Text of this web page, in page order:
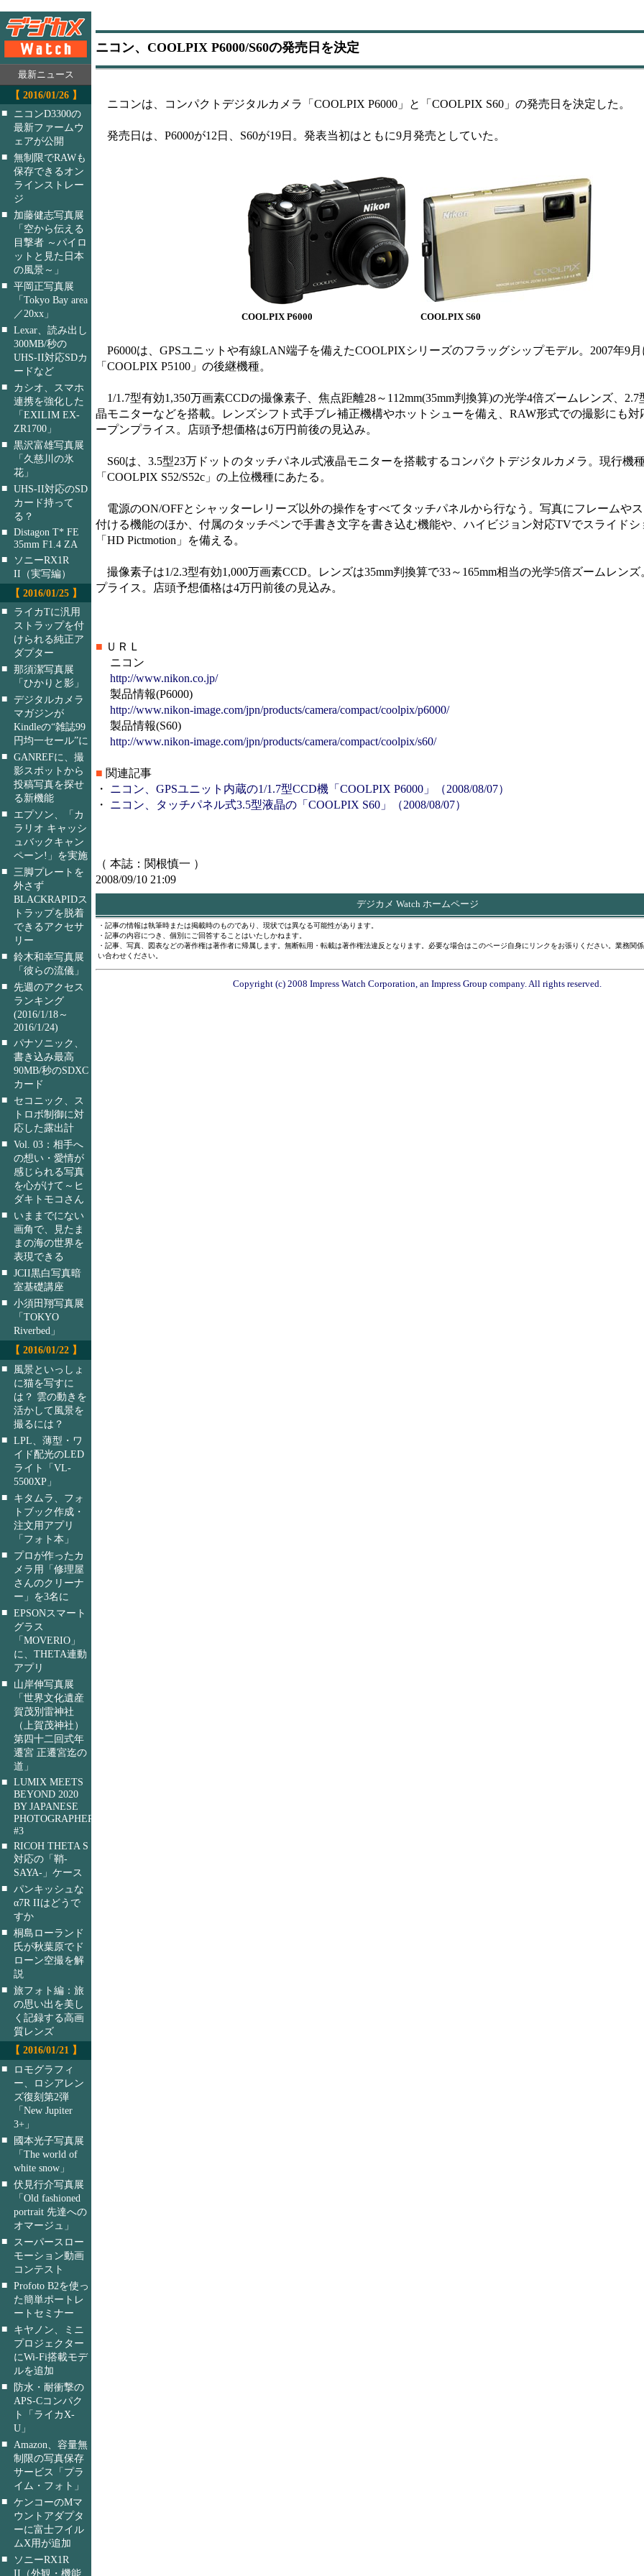
最新ニュース
【 2016/01/26 】
■
ニコンD3300の
最新ファームウ
ェアが公開
■ 無制限でRAWも
保存できるオン
ラインストレー
ジ
■
加藤健志写真展
「空から伝える
目撃者 ～パイロ
ットと見た日本
の風景～」
■ 平岡正写真展
「Tokyo Bay area
／20xx」
■ Lexar、読み出し
300MB/秒の
UHS-II対応SDカ
ードなど
■
カシオ、スマホ
連携を強化した
「EXILIM EX-
ZR1700」
■ 黒沢富雄写真展
「久慈川の氷
花」
■ UHS-II対応のSD
カード持って
る？
■ Distagon T* FE
35mm F1.4 ZA
■
ソニーRX1R
II（実写編）
【 2016/01/25 】
■
ライカTに汎用
ストラップを付
けられる純正ア
ダプター
■ 那須潔写真展
「ひかりと影」
■ デジタルカメラ
マガジンが
Kindleの“雑誌99
円均一セール”に
■ GANREFに、撮
影スポットから
投稿写真を探せ
る新機能
■
エプソン、「カ
ラリオ キャッシ
ュバックキャン
ペーン!」を実施
■ 三脚プレートを
外さず
BLACKRAPIDス
トラップを脱着
できるアクセサ
リー
■ 鈴木和幸写真展
「彼らの流儀」
■ 先週のアクセス
ランキング
(2016/1/18～
2016/1/24)
■ パナソニック、
書き込み最高
90MB/秒のSDXC
カード
■
セコニック、ス
トロボ制御に対
応した露出計
■ Vol. 03：相手へ
の想い・愛情が
感じられる写真
を心がけて～ヒ
ダキトモコさん
■
いままでにない
画角で、見たま
まの海の世界を
表現できる
■ JCII黒白写真暗
室基礎講座
■ 小須田翔写真展
「TOKYO
Riverbed」
【 2016/01/22 】
■
風景といっしょ
に猫を写すに
は？ 雲の動きを
活かして風景を
撮るには？
■ LPL、薄型・ワ
イド配光のLED
ライト「VL-
5500XP」
■
キタムラ、フォ
トブック作成・
注文用アプリ
「フォト本」
■
プロが作ったカ
メラ用「修理屋
さんのクリーナ
ー」を3名に
■ EPSONスマート
グラス
「MOVERIO」
に、THETA連動
アプリ
■
山岸伸写真展
「世界文化遺産
賀茂別雷神社
（上賀茂神社）
第四十二回式年
遷宮 正遷宮迄の
道」
■ LUMIX MEETS
BEYOND 2020
BY JAPANESE
PHOTOGRAPHERS
#3
■ RICOH THETA S
対応の「鞘-
SAYA-」ケース
■ パンキッシュな
α7R IIはどうで
すか
■ 桐島ローランド
氏が秋葉原でド
ローン空撮を解
説
■ 旅フォト編：旅
の思い出を美し
く記録する高画
質レンズ
【 2016/01/21 】
■
ロモグラフィ
ー、ロシアレン
ズ復刻第2弾
「New Jupiter
3+」
■
國本光子写真展
「The world of
white snow」
■ 伏見行介写真展
「Old fashioned
portrait 先達への
オマージュ」
■
スーパースロー
モーション動画
コンテスト
■ Profoto B2を使っ
た簡単ポートレ
ートセミナー
■
キヤノン、ミニ
プロジェクター
にWi-Fi搭載モデ
ルを追加
■
防水・耐衝撃の
APS-Cコンパク
ト「ライカX-
U」
■
Amazon、容量無
制限の写真保存
サービス「プラ
イム・フォト」
■ ケンコーのMマ
ウントアダプタ
ーに富士フイル
ムX用が追加
■
ソニーRX1R
II（外観・機能
ニコン、COOLPIX P6000/S60の発売日を決定
ニコンは、コンパクトデジタルカメラ「COOLPIX P6000」と「COOLPIX S60」の発売日を決定した。
発売日は、P6000が12日、S60が19日。発表当初はともに9月発売としていた。
COOLPIX P6000 COOLPIX S60
P6000は、GPSユニットや有線LAN端子を備えたCOOLPIXシリーズのフラッグシップモデル。2007年9月
「COOLPIX P5100」の後継機種。
1/1.7型有効1,350万画素CCDの撮像素子、焦点距離28～112mm(35mm判換算)の光学4倍ズームレンズ、2.7
晶モニターなどを搭載。レンズシフト式手ブレ補正機構やホットシューを備え、RAW形式での撮影にも対
ープンプライス。店頭予想価格は6万円前後の見込み。
S60は、3.5型23万ドットのタッチパネル式液晶モニターを搭載するコンパクトデジタルカメラ。現行機
「COOLPIX S52/S52c」の上位機種にあたる。
電源のON/OFFとシャッターレリーズ以外の操作をすべてタッチパネルから行なう。写真にフレームや
付ける機能のほか、付属のタッチペンで手書き文字を書き込む機能や、ハイビジョン対応TVでスライドシ
「HD Pictmotion」を備える。
撮像素子は1/2.3型有効1,000万画素CCD。レンズは35mm判換算で33～165mm相当の光学5倍ズームレン
プライス。店頭予想価格は4万円前後の見込み。
■ ＵＲＬ
ニコン
http://www.nikon.co.jp/
製品情報(P6000)
http://www.nikon-image.com/jpn/products/camera/compact/coolpix/p6000/
製品情報(S60)
http://www.nikon-image.com/jpn/products/camera/compact/coolpix/s60/
■ 関連記事
・ ニコン、GPSユニット内蔵の1/1.7型CCD機「COOLPIX P6000」（2008/08/07）
・ ニコン、タッチパネル式3.5型液晶の「COOLPIX S60」（2008/08/07）
（ 本誌：関根慎一 ）
2008/09/10 21:09
デジカメ Watch ホームページ
・記事の情報は執筆時または掲載時のものであり、現状では異なる可能性があります。
・記事の内容につき、個別にご回答することはいたしかねます。
・記事、写真、図表などの著作権は著作者に帰属します。無断転用・転載は著作権法違反となります。必要な場合はこのページ自身にリンクをお張りください。業務関
い合わせください。
Copyright (c) 2008 Impress Watch Corporation, an Impress Group company. All rights reserved.